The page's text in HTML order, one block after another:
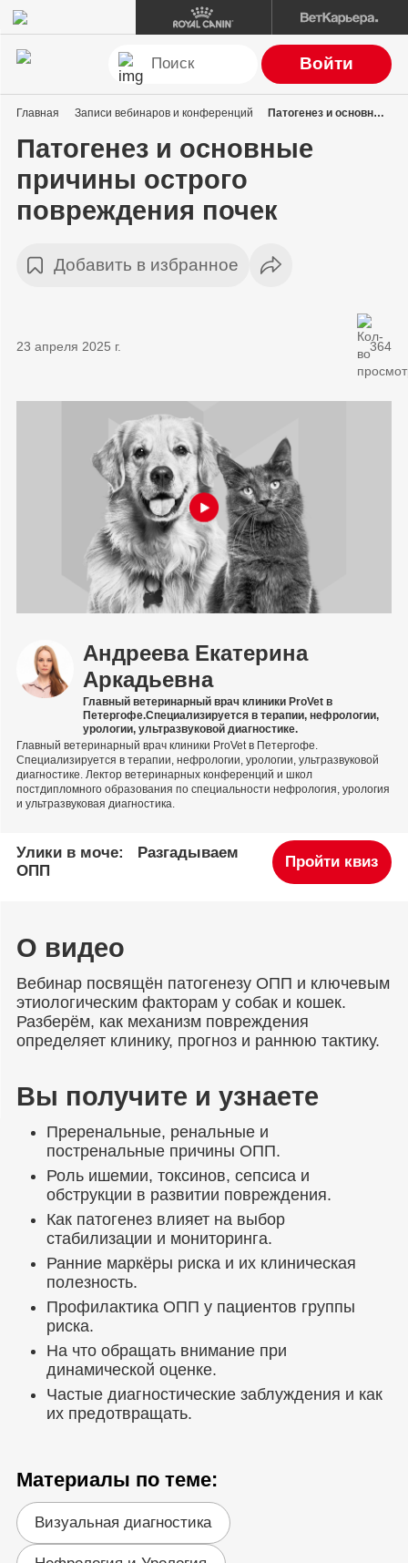
Войти
Главная Записи вебинаров и конференций Патогенез и основные причины острого повреждения почек
Патогенез и основные
причины острого
повреждения почек
Добавить в избранное
23 апреля 2025 г. 364
Андреева Екатерина
Аркадьевна
Главный ветеринарный врач клиники ProVet в
Петергофе.Специализируется в терапии, нефрологии,
урологии, ультразвуковой диагностике.
Главный ветеринарный врач клиники ProVet в Петергофе.
Специализируется в терапии, нефрологии, урологии, ультразвуковой
диагностике. Лектор ветеринарных конференций и школ
постдипломного образования по специальности нефрология, урология
и ультразвуковая диагностика.
Улики в моче: Разгадываем
ОПП
Пройти квиз
О видео
Вебинар посвящён патогенезу ОПП и ключевым
этиологическим факторам у собак и кошек.
Разберём, как механизм повреждения
определяет клинику, прогноз и раннюю тактику.
Вы получите и узнаете
Преренальные, ренальные и
постренальные причины ОПП.
Роль ишемии, токсинов, сепсиса и
обструкции в развитии повреждения.
Как патогенез влияет на выбор
стабилизации и мониторинга.
Ранние маркёры риска и их клиническая
полезность.
Профилактика ОПП у пациентов группы
риска.
На что обращать внимание при
динамической оценке.
Частые диагностические заблуждения и как
их предотвращать.
Материалы по теме:
Визуальная диагностика